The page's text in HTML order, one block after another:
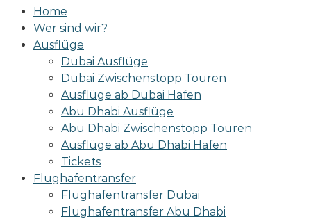
Home
Wer sind wir?
Ausflüge
Dubai Ausflüge
Dubai Zwischenstopp Touren
Ausflüge ab Dubai Hafen
Abu Dhabi Ausflüge
Abu Dhabi Zwischenstopp Touren
Ausflüge ab Abu Dhabi Hafen
Tickets
Flughafentransfer
Flughafentransfer Dubai
Flughafentransfer Abu Dhabi